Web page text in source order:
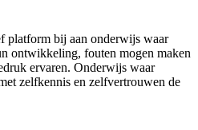
platform bij aan onderwijs waar
ontwikkeling, fouten mogen maken
ervaren. Onderwijs waar
zelfkennis en zelfvertrouwen de